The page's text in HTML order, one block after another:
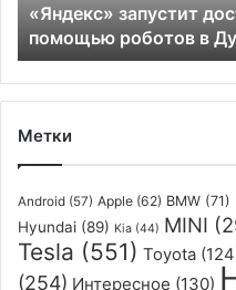
Дубае
«Яндекс» запустит
помощью роботов в
Метки
Android (57) Apple (62) BMW (71)
Hyundai (89) Kia (44) MINI
Tesla (551) Toyota
(254) Интересное (130)